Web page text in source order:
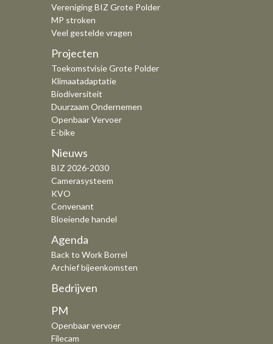
Vereniging BIZ Grote Polder
MP stroken
Veel gestelde vragen
Projecten
Toekomstvisie Grote Polder
Klimaatadaptatie
Biodiversiteit
Duurzaam Ondernemen
Openbaar Vervoer
E-bike
Nieuws
BIZ 2026-2030
Camerasysteem
KVO
Convenant
Bloeiende handel
Agenda
Back to Work Borrel
Archief bijeenkomsten
Bedrijven
PM
Openbaar vervoer
Filecam